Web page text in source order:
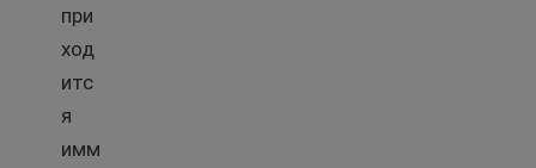
при
ход
итс
я
имм